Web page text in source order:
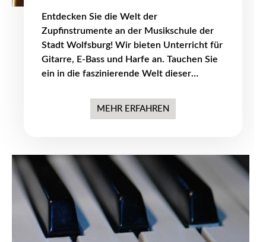
Entdecken Sie die Welt der
Zupfinstrumente an der Musikschule der
Stadt Wolfsburg! Wir bieten Unterricht für
Gitarre, E-Bass und Harfe an. Tauchen Sie
ein in die faszinierende Welt dieser
MEHR ERFAHREN